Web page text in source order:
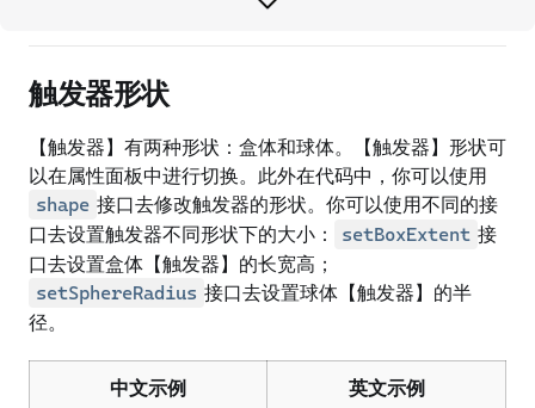
触发器形状
【触发器】有两种形状：盒体和球体。【触发器】形状可
以在属性面板中进行切换。此外在代码中，你可以使用
shape 接口去修改触发器的形状。你可以使用不同的接
口去设置触发器不同形状下的大小：
setBoxExtent 接
口去设置盒体【触发器】的长宽高；
setSphereRadius 接口去设置球体【触发器】的半
径。
中文示例 英文示例